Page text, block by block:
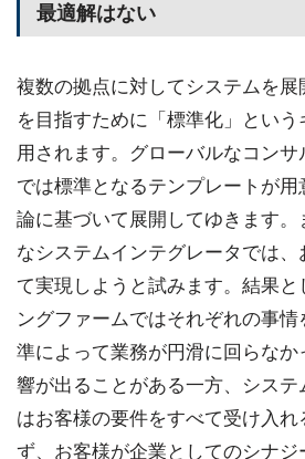
最適解はない
複数の拠点に対してシステムを
を目指すために「標準化」とい
用されます。グローバルなコン
では標準となるテンプレートが
論に基づいて展開してゆきます
なシステムインテグレータでは
て実現しようと試みます。結果と
ングファームではそれぞれの事
準によって業務が円滑に回らな
響が出ることがある一方、シス
はお客様の要件をすべて受け入
ず、お客様が企業としてのシナ